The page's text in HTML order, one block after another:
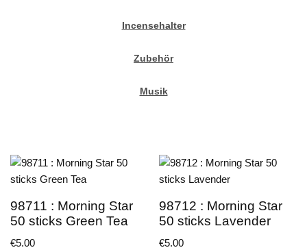
Incensehalter
Zubehör
Musik
98711 : Morning Star
50 sticks Green Tea
€5.00
98712 : Morning Star
50 sticks Lavender
€5.00